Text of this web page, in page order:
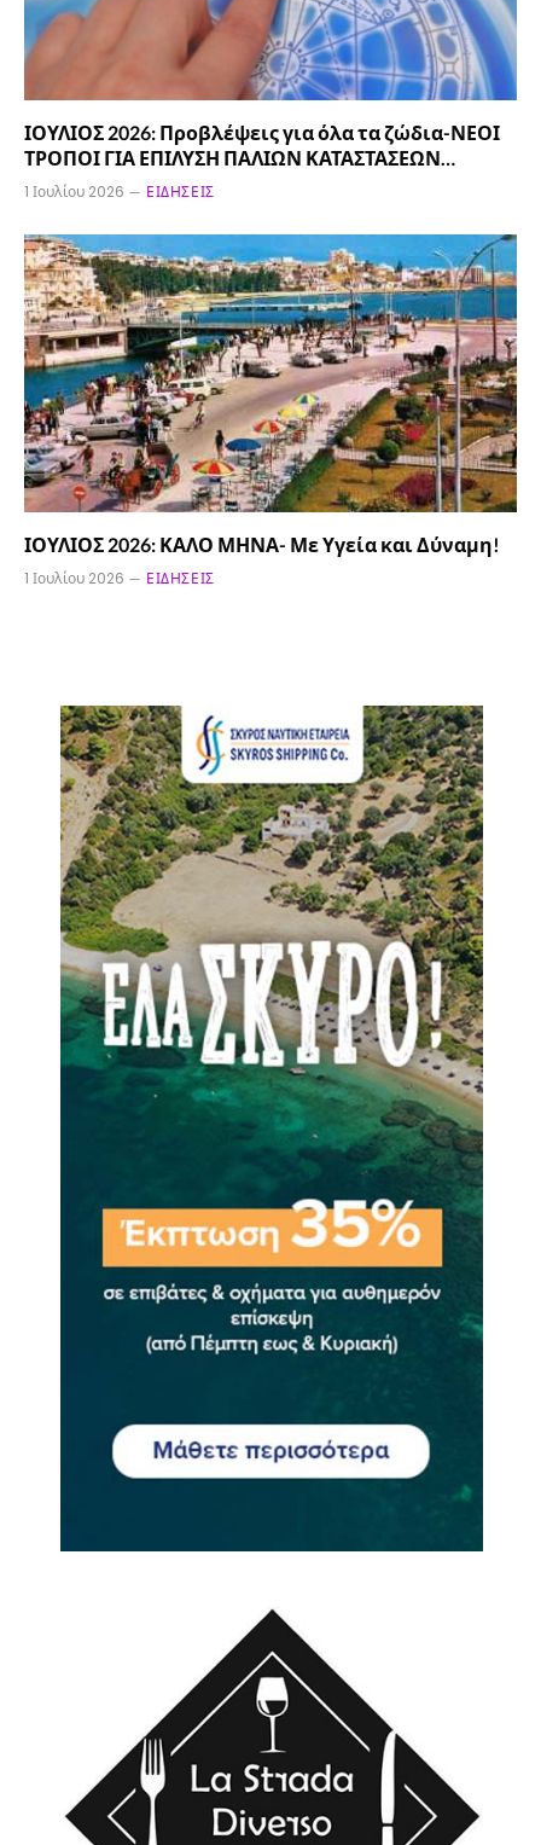
ΙΟΥΛΙΟΣ 2026: Προβλέψεις για όλα τα ζώδια-ΝΕΟΙ
ΤΡΟΠΟΙ ΓΙΑ ΕΠΙΛΥΣΗ ΠΑΛΙΩΝ ΚΑΤΑΣΤΑΣΕΩΝ…
1 Ιουλίου 2026 ΕΙΔΉΣΕΙΣ
ΙΟΥΛΙΟΣ 2026: ΚΑΛΟ ΜΗΝΑ- Με Υγεία και Δύναμη!
1 Ιουλίου 2026 ΕΙΔΉΣΕΙΣ